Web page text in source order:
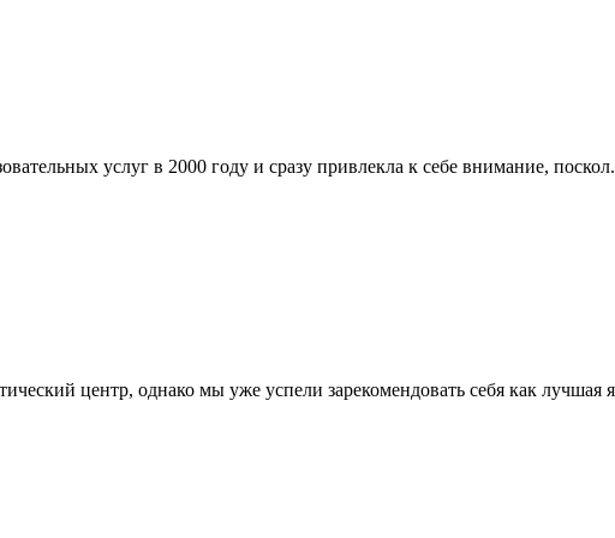
услуг в 2000 году и сразу привлекла к себе внимание,
центр, однако мы уже успели зарекомендовать себя как лучшая